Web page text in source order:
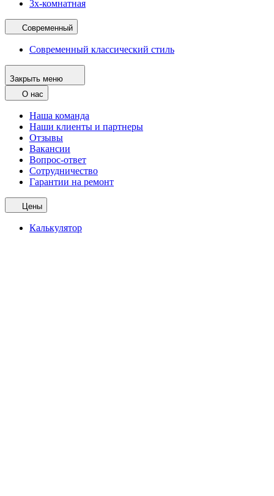
3х-комнатная
Современный
Современный классический стиль
Закрыть меню
О нас
Наша команда
Наши клиенты и партнеры
Отзывы
Вакансии
Вопрос-ответ
Сотрудничество
Гарантии на ремонт
Цены
Калькулятор